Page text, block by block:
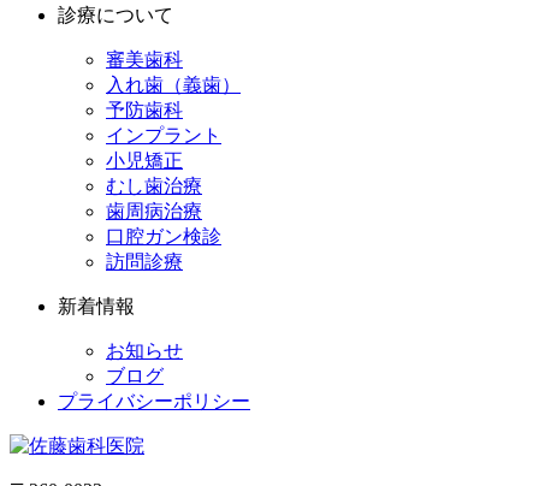
診療について
審美歯科
入れ歯（義歯）
予防歯科
インプラント
小児矯正
むし歯治療
歯周病治療
口腔ガン検診
訪問診療
新着情報
お知らせ
ブログ
プライバシーポリシー